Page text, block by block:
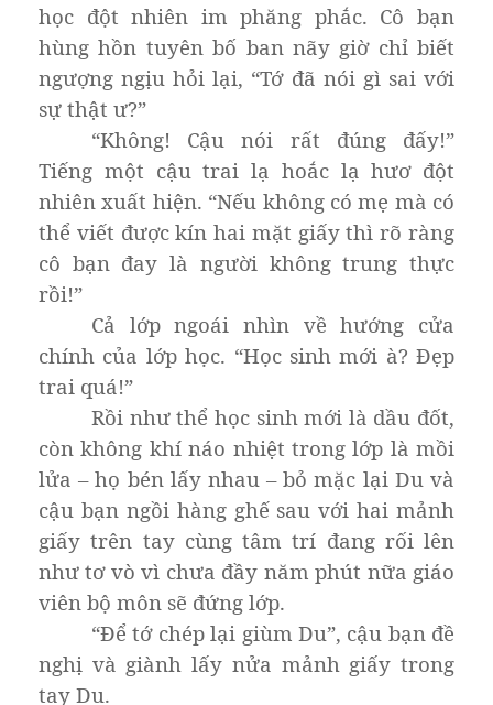
học đột nhiên im phăng phắc. Cô bạn
hùng hồn tuyên bố ban nãy giờ chỉ biết
ngượng ngịu hỏi lại, “Tớ đã nói gì sai với
sự thật ư?”
“Không! Cậu nói rất đúng đấy!”
Tiếng một cậu trai lạ hoắc lạ hươ đột
nhiên xuất hiện. “Nếu không có mẹ mà có
thể viết được kín hai mặt giấy thì rõ ràng
cô bạn đay là người không trung thực
rồi!”
Cả lớp ngoái nhìn về hướng cửa
chính của lớp học. “Học sinh mới à? Đẹp
trai quá!”
Rồi như thể học sinh mới là dầu đốt,
còn không khí náo nhiệt trong lớp là mồi
lửa – họ bén lấy nhau – bỏ mặc lại Du và
cậu bạn ngồi hàng ghế sau với hai mảnh
giấy trên tay cùng tâm trí đang rối lên
như tơ vò vì chưa đầy năm phút nữa giáo
viên bộ môn sẽ đứng lớp.
“Để tớ chép lại giùm Du”, cậu bạn đề
nghị và giành lấy nửa mảnh giấy trong
tay Du.